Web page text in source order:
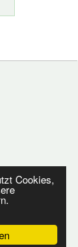
Cookies,